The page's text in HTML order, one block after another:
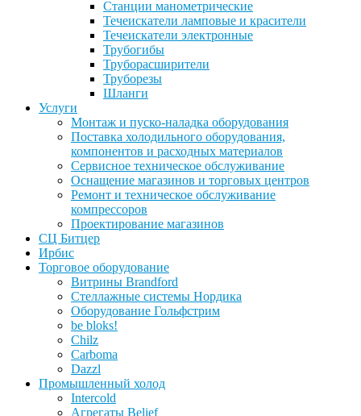
Станции манометрические
Течеискатели ламповые и красители
Течеискатели электронные
Трубогибы
Труборасширители
Труборезы
Шланги
Услуги
Монтаж и пуско-наладка оборудования
Поставка холодильного оборудования,
компонентов и расходных материалов
Сервисное техническое обслуживание
Оснащение магазинов и торговых центров
Ремонт и техническое обслуживание
компрессоров
Проектирование магазинов
СЦ Битцер
Ирбис
Торговое оборудование
Витрины Brandford
Стеллажные системы Нордика
Оборудование Гольфстрим
be bloks!
Chilz
Carboma
Dazzl
Промышленный холод
Intercold
Агрегаты Belief